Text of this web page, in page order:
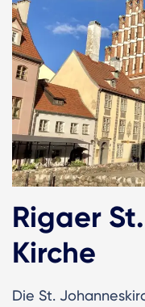
Rigaer
Kirche
Die St.